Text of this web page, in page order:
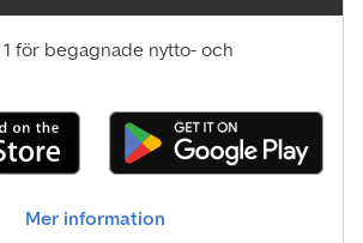
för begagnade nytto- och
Mer information